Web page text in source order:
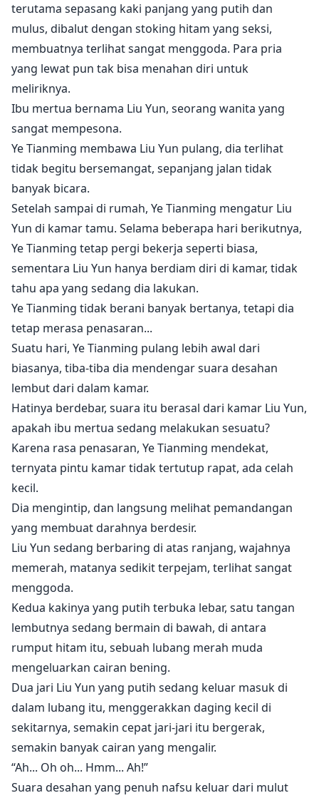
terutama sepasang kaki panjang yang putih dan
mulus, dibalut dengan stoking hitam yang seksi,
membuatnya terlihat sangat menggoda. Para pria
yang lewat pun tak bisa menahan diri untuk
meliriknya.
Ibu mertua bernama Liu Yun, seorang wanita yang
sangat mempesona.
Ye Tianming membawa Liu Yun pulang, dia terlihat
tidak begitu bersemangat, sepanjang jalan tidak
banyak bicara.
Setelah sampai di rumah, Ye Tianming mengatur Liu
Yun di kamar tamu. Selama beberapa hari berikutnya,
Ye Tianming tetap pergi bekerja seperti biasa,
sementara Liu Yun hanya berdiam diri di kamar, tidak
tahu apa yang sedang dia lakukan.
Ye Tianming tidak berani banyak bertanya, tetapi dia
tetap merasa penasaran...
Suatu hari, Ye Tianming pulang lebih awal dari
biasanya, tiba-tiba dia mendengar suara desahan
lembut dari dalam kamar.
Hatinya berdebar, suara itu berasal dari kamar Liu Yun,
apakah ibu mertua sedang melakukan sesuatu?
Karena rasa penasaran, Ye Tianming mendekat,
ternyata pintu kamar tidak tertutup rapat, ada celah
kecil.
Dia mengintip, dan langsung melihat pemandangan
yang membuat darahnya berdesir.
Liu Yun sedang berbaring di atas ranjang, wajahnya
memerah, matanya sedikit terpejam, terlihat sangat
menggoda.
Kedua kakinya yang putih terbuka lebar, satu tangan
lembutnya sedang bermain di bawah, di antara
rumput hitam itu, sebuah lubang merah muda
mengeluarkan cairan bening.
Dua jari Liu Yun yang putih sedang keluar masuk di
dalam lubang itu, menggerakkan daging kecil di
sekitarnya, semakin cepat jari-jari itu bergerak,
semakin banyak cairan yang mengalir.
“Ah... Oh oh... Hmm... Ah!”
Suara desahan yang penuh nafsu keluar dari mulut